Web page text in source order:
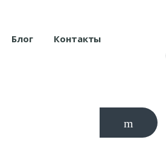
Блог Контакты